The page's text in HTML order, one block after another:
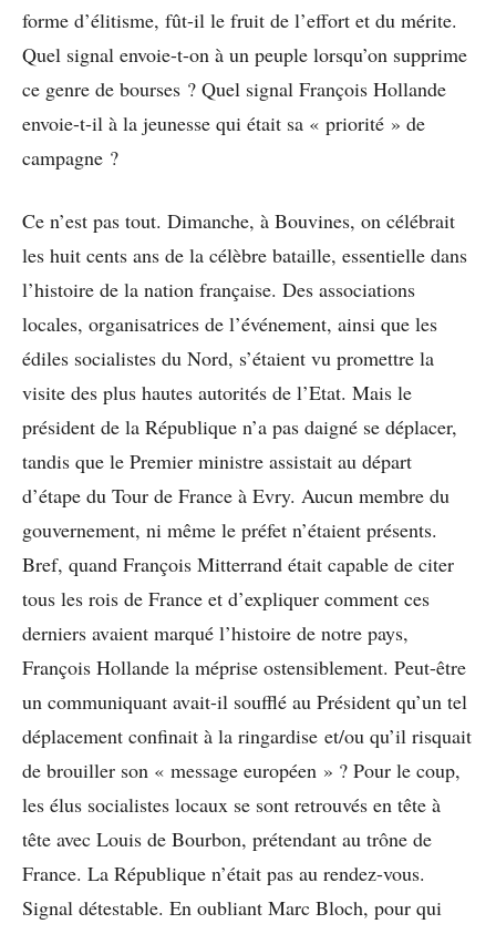
forme d’élitisme, fût-il le fruit de l’effort et du mérite.
Quel signal envoie-t-on à un peuple lorsqu’on supprime
ce genre de bourses ? Quel signal François Hollande
envoie-t-il à la jeunesse qui était sa « priorité » de
campagne ?
Ce n’est pas tout. Dimanche, à Bouvines, on célébrait
les huit cents ans de la célèbre bataille, essentielle dans
l’histoire de la nation française. Des associations
locales, organisatrices de l’événement, ainsi que les
édiles socialistes du Nord, s’étaient vu promettre la
visite des plus hautes autorités de l’Etat. Mais le
président de la République n’a pas daigné se déplacer,
tandis que le Premier ministre assistait au départ
d’étape du Tour de France à Evry. Aucun membre du
gouvernement, ni même le préfet n’étaient présents.
Bref, quand François Mitterrand était capable de citer
tous les rois de France et d’expliquer comment ces
derniers avaient marqué l’histoire de notre pays,
François Hollande la méprise ostensiblement. Peut-être
un communiquant avait-il soufflé au Président qu’un tel
déplacement confinait à la ringardise et/ou qu’il risquait
de brouiller son « message européen » ? Pour le coup,
les élus socialistes locaux se sont retrouvés en tête à
tête avec Louis de Bourbon, prétendant au trône de
France. La République n’était pas au rendez-vous.
Signal détestable. En oubliant Marc Bloch, pour qui